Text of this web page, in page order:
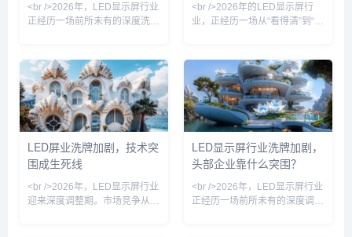
景已
<br />2026年，LED显示屏行业
正经历一场前所未有的深度洗
求萎缩等多重压力后，终于迎来
了一轮残酷的优胜劣汰。据行业
观察，头部企业通过技术降本和
渠道下沉持续扩大份额，而缺乏
核心竞争力的中小厂商则面临订
单锐减、资金链断裂的困境。这
一轮的洗牌并非简单的市场收
缩，而是产业逻辑的根本性重塑
从“规模扩张”转向“精益
<br />2026年的LED显示屏行
业，正经历一场从“看得清”到“看
巨量转移环节实现了良率跃升，
将像素间距从P0.9进一步压缩至
P0.3以下。这不再是单纯的参数
竞赛，而是半导体工艺与显示工
程的深度耦合。行业内部人士透
露，采用激光剥离与新型印章转
移技术的产线，已能完成单批次
数十万颗芯片的高效键合，缺陷
破直接
LED屏业洗牌加剧，技术突
围成生死线
<br />2026年，LED显示屏行业
迎来深度调整期。市场竞争从增
LED显示屏行业洗牌加剧，
头部企业靠什么突围？
<br />2026年，LED显示屏行业
正经历一场前所未有的深度调